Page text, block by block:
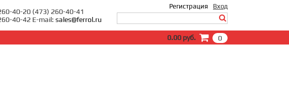
Вход
Регистрация
40-20 (473) 260-40-41
40-42 E-mail: sales@ferrol.ru
0
0.00 руб.